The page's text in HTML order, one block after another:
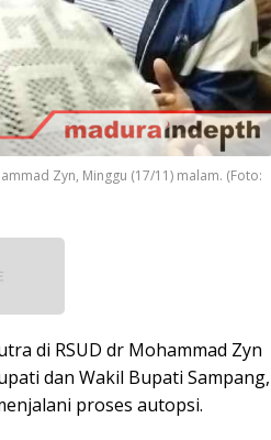
Zyn, Minggu (17/11) malam. (Foto:
di RSUD dr Mohammad Zyn
dan Wakil Bupati Sampang,
proses autopsi.